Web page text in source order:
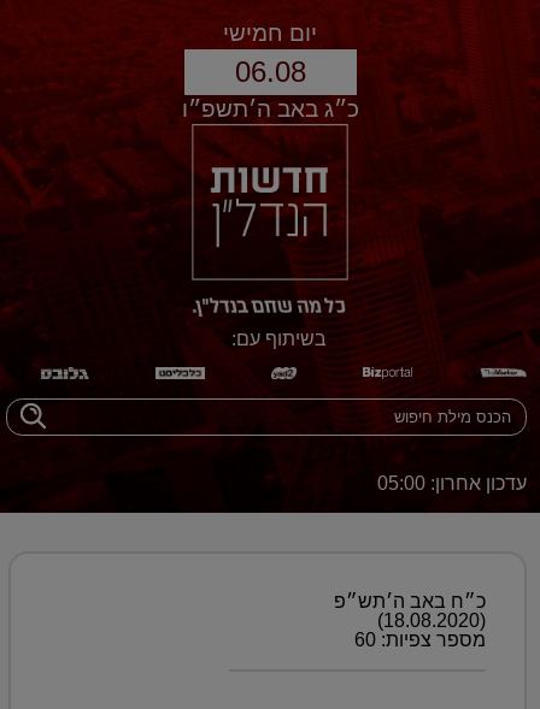
יום חמישי
06.08
כ״ג באב ה׳תשפ״ו
בשיתוף עם:
עדכון אחרון: 05:00
כ״ח באב ה׳תש״פ
(18.08.2020)
מספר צפיות: 60